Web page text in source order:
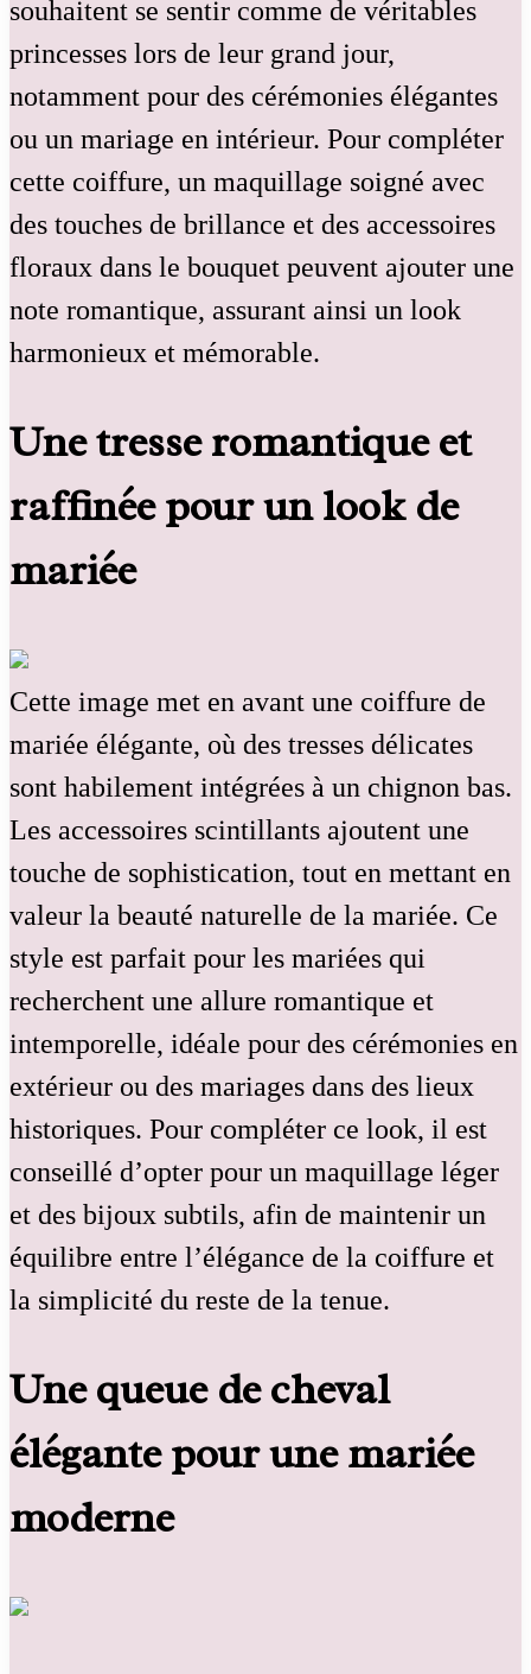
souhaitent se sentir comme de véritables
princesses lors de leur grand jour,
notamment pour des cérémonies élégantes
ou un mariage en intérieur. Pour compléter
cette coiffure, un maquillage soigné avec
des touches de brillance et des accessoires
floraux dans le bouquet peuvent ajouter une
note romantique, assurant ainsi un look
harmonieux et mémorable.
Une tresse romantique et
raffinée pour un look de
mariée
Cette image met en avant une coiffure de
mariée élégante, où des tresses délicates
sont habilement intégrées à un chignon bas.
Les accessoires scintillants ajoutent une
touche de sophistication, tout en mettant en
valeur la beauté naturelle de la mariée. Ce
style est parfait pour les mariées qui
recherchent une allure romantique et
intemporelle, idéale pour des cérémonies en
extérieur ou des mariages dans des lieux
historiques. Pour compléter ce look, il est
conseillé d’opter pour un maquillage léger
et des bijoux subtils, afin de maintenir un
équilibre entre l’élégance de la coiffure et
la simplicité du reste de la tenue.
Une queue de cheval
élégante pour une mariée
moderne